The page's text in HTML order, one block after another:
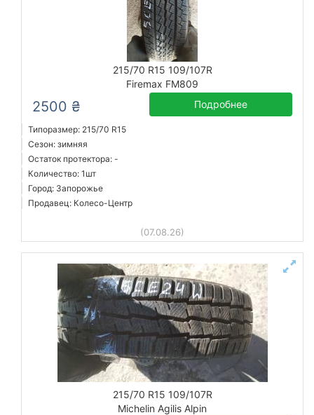
215/70 R15 109/107R
Firemax FM809
2500 ₴ Подробнее
Типоразмер: 215/70 R15
Сезон: зимняя
Остаток протектора: -
Количество: 1шт
Город: Запорожье
Продавец: Колесо-Центр
(07.08.26)
215/70 R15 109/107R
Michelin Agilis Alpin